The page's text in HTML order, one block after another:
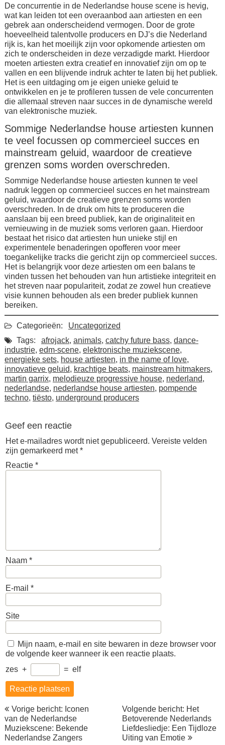
De concurrentie in de Nederlandse house scene is hevig,
wat kan leiden tot een overaanbod aan artiesten en een
gebrek aan onderscheidend vermogen. Door de grote
hoeveelheid talentvolle producers en DJ’s die Nederland
rijk is, kan het moeilijk zijn voor opkomende artiesten om
zich te onderscheiden in deze verzadigde markt. Hierdoor
moeten artiesten extra creatief en innovatief zijn om op te
vallen en een blijvende indruk achter te laten bij het publiek.
Het is een uitdaging om je eigen unieke geluid te
ontwikkelen en je te profileren tussen de vele concurrenten
die allemaal streven naar succes in de dynamische wereld
van elektronische muziek.
Sommige Nederlandse house artiesten kunnen
te veel focussen op commercieel succes en
mainstream geluid, waardoor de creatieve
grenzen soms worden overschreden.
Sommige Nederlandse house artiesten kunnen te veel
nadruk leggen op commercieel succes en het mainstream
geluid, waardoor de creatieve grenzen soms worden
overschreden. In de druk om hits te produceren die
aanslaan bij een breed publiek, kan de originaliteit en
vernieuwing in de muziek soms verloren gaan. Hierdoor
bestaat het risico dat artiesten hun unieke stijl en
experimentele benaderingen opofferen voor meer
toegankelijke tracks die gericht zijn op commercieel succes.
Het is belangrijk voor deze artiesten om een balans te
vinden tussen het behouden van hun artistieke integriteit en
het streven naar populariteit, zodat ze zowel hun creatieve
visie kunnen behouden als een breder publiek kunnen
bereiken.
Categorieën:
Uncategorized
Tags:
afrojack, animals, catchy future bass, dance-
industrie, edm-scene, elektronische muziekscene,
energieke sets, house artiesten, in the name of love,
innovatieve geluid, krachtige beats, mainstream hitmakers,
martin garrix, melodieuze progressive house, nederland,
nederlandse, nederlandse house artiesten, pompende
techno, tiësto, underground producers
Geef een reactie
Het e-mailadres wordt niet gepubliceerd. Vereiste velden
zijn gemarkeerd met*
Reactie *
Naam *
E-mail *
Site
Mijn naam, e-mail en site bewaren in deze browser voor
de volgende keer wanneer ik een reactie plaats.
zes + = elf
Berichtnavigatie
Vorige bericht: Iconen
van de Nederlandse
Muziekscene: Bekende
Nederlandse Zangers
Volgende bericht: Het
Betoverende Nederlands
Liefdesliedje: Een Tijdloze
Uiting van Emotie